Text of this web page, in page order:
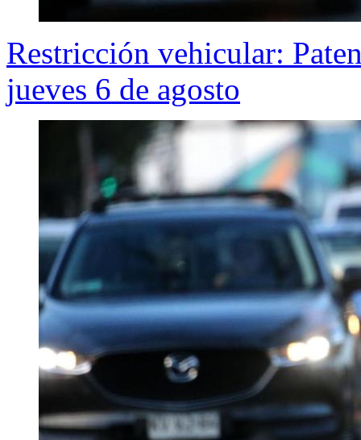
Restricción vehicular:
jueves 6 de agosto